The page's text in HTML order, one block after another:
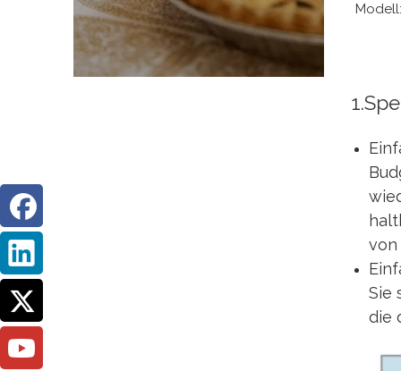
Modell:
von
Sie
die